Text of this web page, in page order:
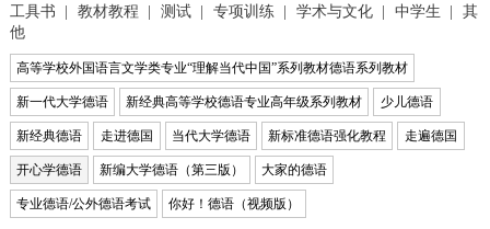
工具书 教材教程 测试 专项训练 学术与文化 中学生
其
他
高等学校外国语言文学类专业“理解当代中国”系列教材德语系列教材
新一代大学德语 新经典高等学校德语专业高年级系列教材 少儿德语
新经典德语 走进德国 当代大学德语 新标准德语强化教程 走遍德国
开心学德语 新编大学德语（第三版） 大家的德语
专业德语/公外德语考试 你好！德语（视频版）